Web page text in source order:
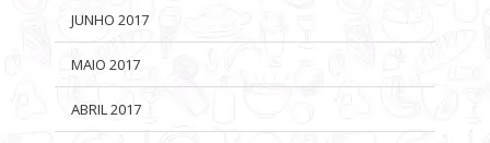
JUNHO 2017
MAIO 2017
ABRIL 2017